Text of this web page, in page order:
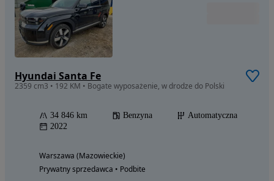
Hyundai Santa Fe
2359 cm3 • 192 KM • Bogate wyposażenie, w drodze do Polski
34 846 km Benzyna
Automatyczna
2022
Warszawa (Mazowieckie)
Prywatny sprzedawca • Podbite